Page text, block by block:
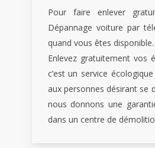
Pour faire enlever
Dépannage voiture par
quand vous êtes disponible.
Enlevez gratuitement vos
c’est un service
aux personnes désirant se
nous donnons une
dans un centre de